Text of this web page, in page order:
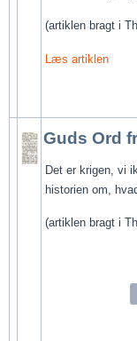
(artiklen bragt i
Læs artiklen
Guds Ord
Det er krigen, vi
historien om,
(artiklen bragt i